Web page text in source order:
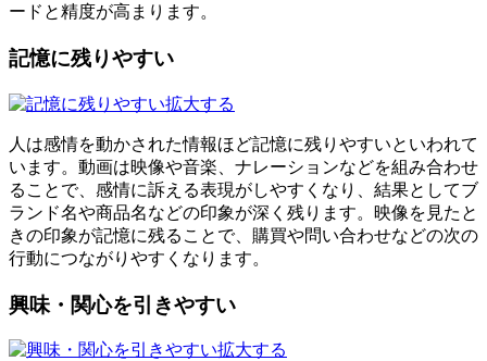
ードと精度が高まります。
記憶に残りやすい
拡大する
人は感情を動かされた情報ほど記憶に残りやすいといわれて
います。動画は映像や音楽、ナレーションなどを組み合わせ
ることで、感情に訴える表現がしやすくなり、結果としてブ
ランド名や商品名などの印象が深く残ります。映像を見たと
きの印象が記憶に残ることで、購買や問い合わせなどの次の
行動につながりやすくなります。
興味・関心を引きやすい
拡大する